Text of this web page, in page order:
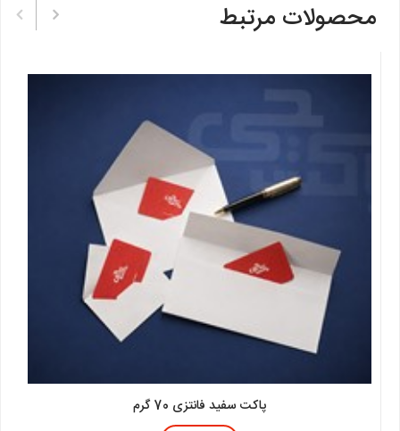
محصولات مرتبط
پاکت سفید فانتزی 70 گرم